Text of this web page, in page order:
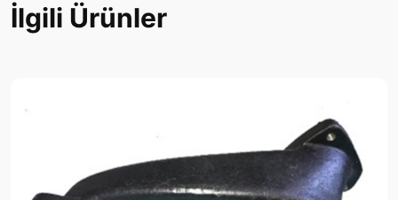
İlgili Ürünler